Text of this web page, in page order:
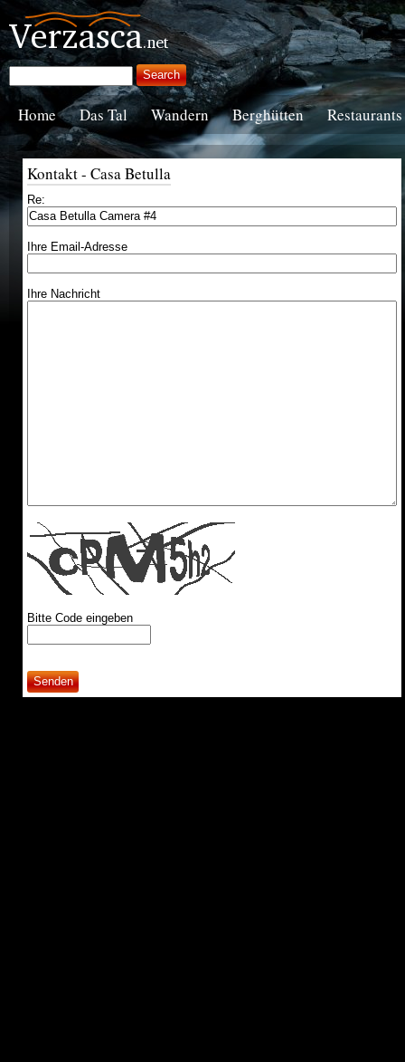
Home Das Tal Wandern Berghütten Restaurants
Kontakt - Casa Betulla
Re:
Ihre Email-Adresse
Ihre Nachricht
Bitte Code eingeben